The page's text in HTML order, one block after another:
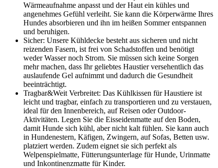
Wärmeaufnahme anpasst und der Haut ein kühles und
angenehmes Gefühl verleiht. Sie kann die Körperwärme Ihres
Hundes absorbieren und ihn im heißen Sommer entspannen
und beruhigen.
Sicher: Unsere Kühldecke besteht aus sicheren und nicht
reizenden Fasern, ist frei von Schadstoffen und benötigt
weder Wasser noch Strom. Sie müssen sich keine Sorgen
mehr machen, dass Ihr geliebtes Haustier versehentlich das
auslaufende Gel aufnimmt und dadurch die Gesundheit
beeinträchtigt.
Tragbar&Weit Verbreitet: Das Kühlkissen für Haustiere ist
leicht und tragbar, einfach zu transportieren und zu verstauen,
ideal für den Innenbereich, auf Reisen oder Outdoor-
Aktivitäten. Legen Sie die Eisseidenmatte auf den Boden,
damit Hunde sich kühl, aber nicht kalt fühlen. Sie kann auch
in Hundenestern, Käfigen, Zwingern, auf Sofas, Betten usw.
platziert werden. Zudem eignet sie sich perfekt als
Welpenspielmatte, Fütterungsunterlage für Hunde, Urinmatte
und Inkontinenzmatte für Kinder.